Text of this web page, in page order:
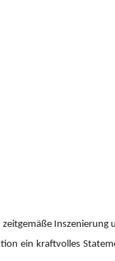
Inszenierung
ein kraftvolles